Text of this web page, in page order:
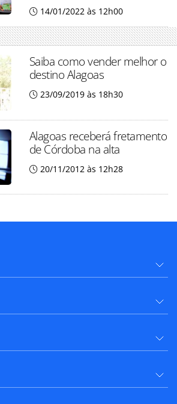
14/01/2022 às 12h00
Saiba como vender melhor o
destino Alagoas
23/09/2019 às 18h30
Alagoas receberá fretamento
de Córdoba na alta
20/11/2012 às 12h28